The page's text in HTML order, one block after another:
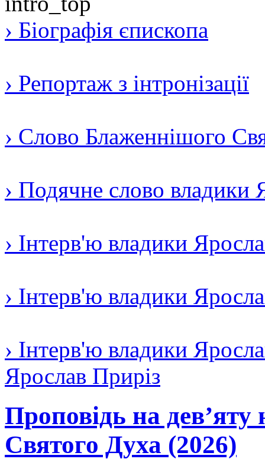
› Біографія єпископа
› Репортаж з інтронізації
› Слово Блаженнішого
› Подячне слово владики
› Інтерв'ю владики
› Інтерв'ю владики
› Інтерв'ю владики
Ярослав Приріз
Проповідь на дев’яту
Святого Духа (2026)